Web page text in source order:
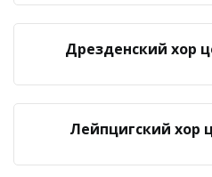
Дрезденский хор
Лейпцигский хор